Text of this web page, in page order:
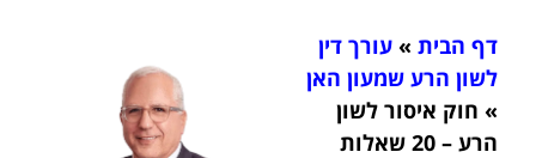
דף הבית »עורך דין
לשון הרע שמעון האן
» חוק איסור לשון
הרע – 20 שאלות